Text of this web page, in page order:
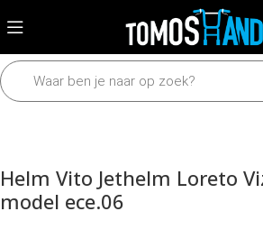
Home Accessoires Helmen
Helm Vito Jethelm Loreto
model ece.06